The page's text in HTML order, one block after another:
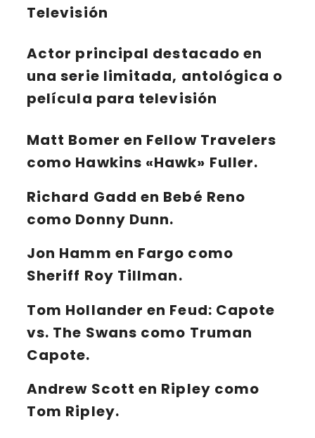
Televisión
Actor principal destacado en
una serie limitada, antológica o
película para televisión
Matt Bomer en Fellow Travelers
como Hawkins «Hawk» Fuller.
Richard Gadd en Bebé Reno
como Donny Dunn.
Jon Hamm en Fargo como
Sheriff Roy Tillman.
Tom Hollander en Feud: Capote
vs. The Swans como Truman
Capote.
Andrew Scott en Ripley como
Tom Ripley.